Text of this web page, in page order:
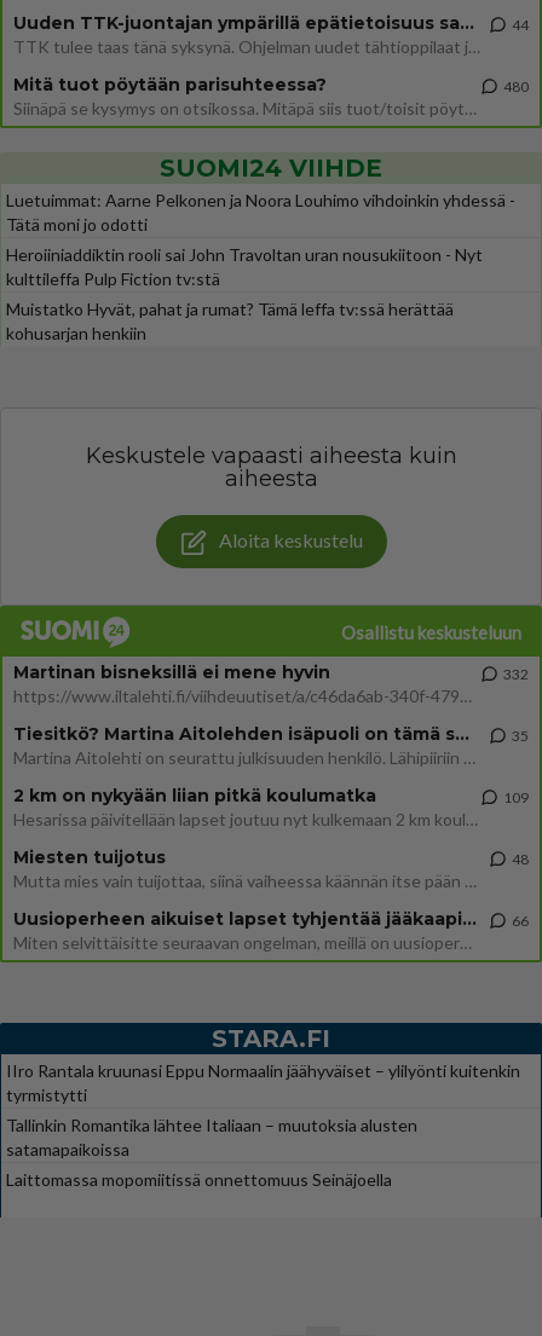
Uuden TTK-juontajan ympärillä epätietoisuus sakenee - Nyt MTV hämmentää soppaa
TTK tulee taas tänä syksynä. Ohjelman uudet tähtioppilaat julkistetaan torstaina 6. elokuuta klo 14 alkavassa lehdistö
44
Mitä tuot pöytään parisuhteessa?
Siinäpä se kysymys on otsikossa. Mitäpä siis tuot/toisit pöytään parisuhteessa? Oletko mies vai nainen? Koetko sen mitä
480
SUOMI24 VIIHDE
Luetuimmat: Aarne Pelkonen ja Noora Louhimo vihdoinkin yhdessä -
Tätä moni jo odotti
Heroiiniaddiktin rooli sai John Travoltan uran nousukiitoon - Nyt
kulttileffa Pulp Fiction tv:stä
Muistatko Hyvät, pahat ja rumat? Tämä leffa tv:ssä herättää
kohusarjan henkiin
Keskustele vapaasti aiheesta kuin
aiheesta
Aloita keskustelu
Osallistu keskusteluun
Martinan bisneksillä ei mene hyvin
https://www.iltalehti.fi/viihdeuutiset/a/c46da6ab-340f-4790-aaa7-0865eed2336 Yrityksen konkurssihakemus on tullut kärä
332
Tiesitkö? Martina Aitolehden isäpuoli on tämä suosittu laulaja
Martina Aitolehti on seurattu julkisuuden henkilö. Lähipiiriin mahtuu muitakin tunnettuja henkilöitä. Tiesitkö, että Ma
35
2 km on nykyään liian pitkä koulumatka
Hesarissa päivitellään lapset joutuu nyt kulkemaan 2 km kouluun jösses. Ruostefillarilla tuo matka menee vaikka miten äk
109
Miesten tuijotus
Mutta mies vain tuijottaa, siinä vaiheessa käännän itse pään pois. Mikä juttu? Yleensä jos joku tuijottaa tai katsoo, hä
48
Uusioperheen aikuiset lapset tyhjentää jääkaapin käydessään
Miten selvittäisitte seuraavan ongelman, meillä on uusioperhe, minulla teini-ikäiset lapset ja puolisolla aikuiset, jotk
66
STARA.FI
IIro Rantala kruunasi Eppu Normaalin jäähyväiset – ylilyönti kuitenkin
tyrmistytti
Tallinkin Romantika lähtee Italiaan – muutoksia alusten
satamapaikoissa
Laittomassa mopomiitissä onnettomuus Seinäjoella